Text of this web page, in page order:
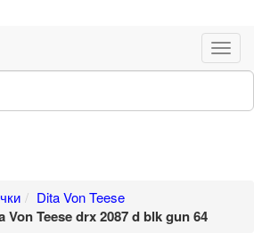
Dita Von Teese
Teese drx 2087 d blk gun 64